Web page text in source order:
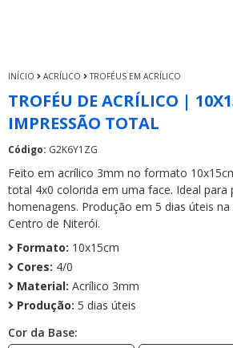
INÍCIO ACRÍLICO TROFÉUS EM ACRÍLICO
TROFÉU DE ACRÍLICO |
IMPRESSÃO TOTAL
Código: G2K6Y1ZG
Feito em acrílico 3mm no formato
total 4x0 colorida em uma face. Ideal para
homenagens. Produção em 5 dias úteis
Centro de Niterói.
Formato: 10x15cm
Cores: 4/0
Material: Acrílico 3mm
Produção: 5 dias úteis
Cor da Base: